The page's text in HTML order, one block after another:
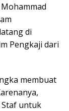
di
Pengkaji dari
membuat
untuk